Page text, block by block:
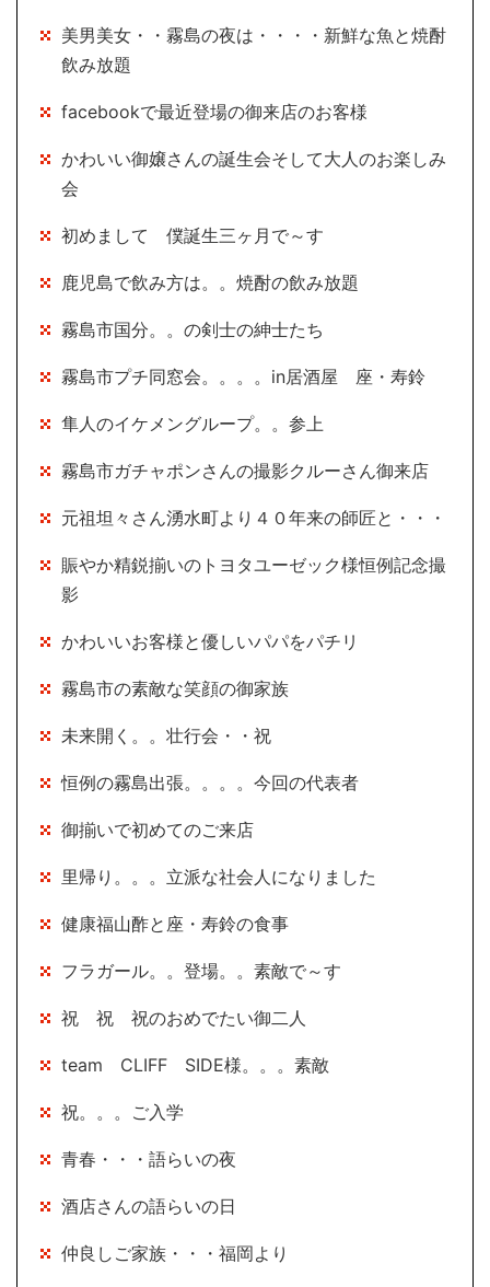
美男美女・・霧島の夜は・・・・新鮮な魚と焼酎
飲み放題
facebookで最近登場の御来店のお客様
かわいい御嬢さんの誕生会そして大人のお楽しみ
会
初めまして 僕誕生三ヶ月で～す
鹿児島で飲み方は。。焼酎の飲み放題
霧島市国分。。の剣士の紳士たち
霧島市プチ同窓会。。。。in居酒屋 座・寿鈴
隼人のイケメングループ。。参上
霧島市ガチャポンさんの撮影クルーさん御来店
元祖坦々さん湧水町より４０年来の師匠と・・・
賑やか精鋭揃いのトヨタユーゼック様恒例記念撮
影
かわいいお客様と優しいパパをパチリ
霧島市の素敵な笑顔の御家族
未来開く。。壮行会・・祝
恒例の霧島出張。。。。今回の代表者
御揃いで初めてのご来店
里帰り。。。立派な社会人になりました
健康福山酢と座・寿鈴の食事
フラガール。。登場。。素敵で～す
祝 祝 祝のおめでたい御二人
team CLIFF SIDE様。。。素敵
祝。。。ご入学
青春・・・語らいの夜
酒店さんの語らいの日
仲良しご家族・・・福岡より